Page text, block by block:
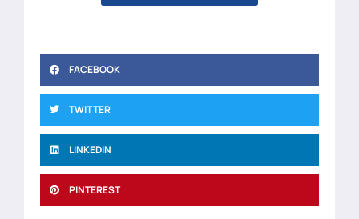
FACEBOOK
TWITTER
LINKEDIN
PINTEREST